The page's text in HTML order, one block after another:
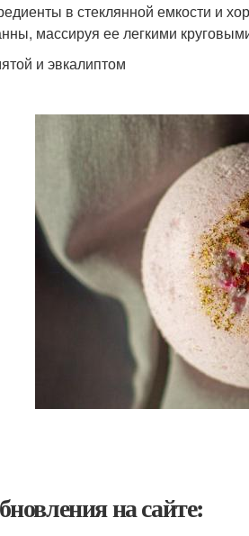
в стеклянной емкости и
массируя ее легкими
и эвкалиптом
на сайте: